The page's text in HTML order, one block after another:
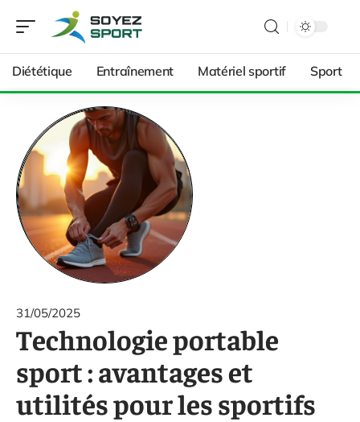
Diététique Entraînement Matériel sportif Sport
31/05/2025
Technologie portable
sport : avantages et
utilités pour les sportifs